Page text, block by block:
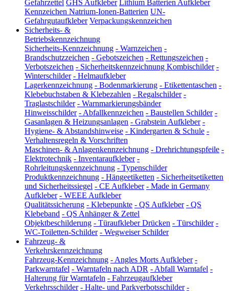
Gefahrzettel GHS Aufkleber Lithium Batterien Aufkleber
Kennzeichen Natrium-Ionen-Batterien UN-
Gefahrgutaufkleber Verpackungskennzeichen
Sicherheits- &
Betriebskennzeichnung
Sicherheits-Kennzeichnung - Warnzeichen -
Brandschutzzeichen - Gebotszeichen - Rettungszeichen -
Verbotszeichen - Sicherheitskennzeichnung Kombischilder -
Winterschilder - Helmaufkleber
Lagerkennzeichnung - Bodenmarkierung - Etikettentaschen -
Klebebuchstaben & Klebezahlen - Regalschilder -
Traglastschilder - Warnmarkierungsbänder
Hinweisschilder - Abfallkennzeichen - Baustellen Schilder -
Gasanlagen & Heizungsanlagen - Grabstein Aufkleber -
Hygiene- & Abstandshinweise - Kindergarten & Schule -
Verhaltensregeln & Vorschriften
Maschinen- & Anlagenkennzeichnung - Drehrichtungspfeile -
Elektrotechnik - Inventaraufkleber -
Rohrleitungskennzeichnung - Typenschilder
Produktkennzeichnung - Hängeetiketten - Sicherheitsetiketten
und Sicherheitssiegel - CE Aufkleber - Made in Germany
Aufkleber - WEEE Aufkleber
Qualitätssicherung - Klebepunkte - QS Aufkleber - QS
Klebeband - QS Anhänger & Zettel
Objektbeschilderung - Türaufkleber Drücken - Türschilder -
WC-Toiletten-Schilder - Wegweiser Schilder
Fahrzeug- &
Verkehrskennzeichnung
Fahrzeug-Kennzeichnung - Angles Morts Aufkleber -
Parkwarntafel - Warntafeln nach ADR - Abfall Warntafel -
Halterung für Warntafeln - Fahrzeugaufkleber
Verkehrsschilder - Halte- und Parkverbotsschilder -